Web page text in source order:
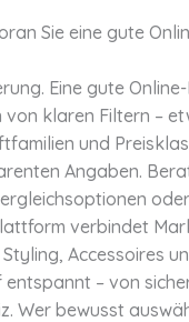
Sie eine gute
Eine gute
von klaren Filtern –
und
Angaben.
verbindet
Accessoires
– von
Wer bewusst